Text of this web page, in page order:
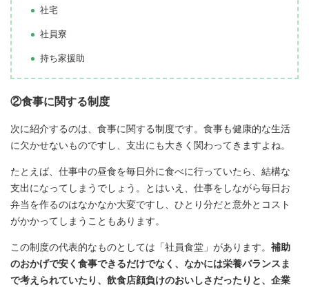
社宅
社員寮
持ち家援助
②食事に関する制度
次に紹介するのは、食事に関する制度です。食事も健康的な生活
に欠かせないものですし、支出にも大きく関わってきますよね。
たとえば、仕事中の昼食を毎日外に食べに行っていたら、結構な
支出になってしまうでしょう。とはいえ、仕事をしながら毎日お
弁当を作るのはなかなか大変ですし、ひとり分だと意外とコスト
がかかってしまうこともあります。
この制度の代表的なものとしては「社員食堂」があります。 補助
のおかげで安く食事できるだけでなく、なかには栄養バランスま
で考えられていたり、飲食店顔負けのおいしさだったりと、企業